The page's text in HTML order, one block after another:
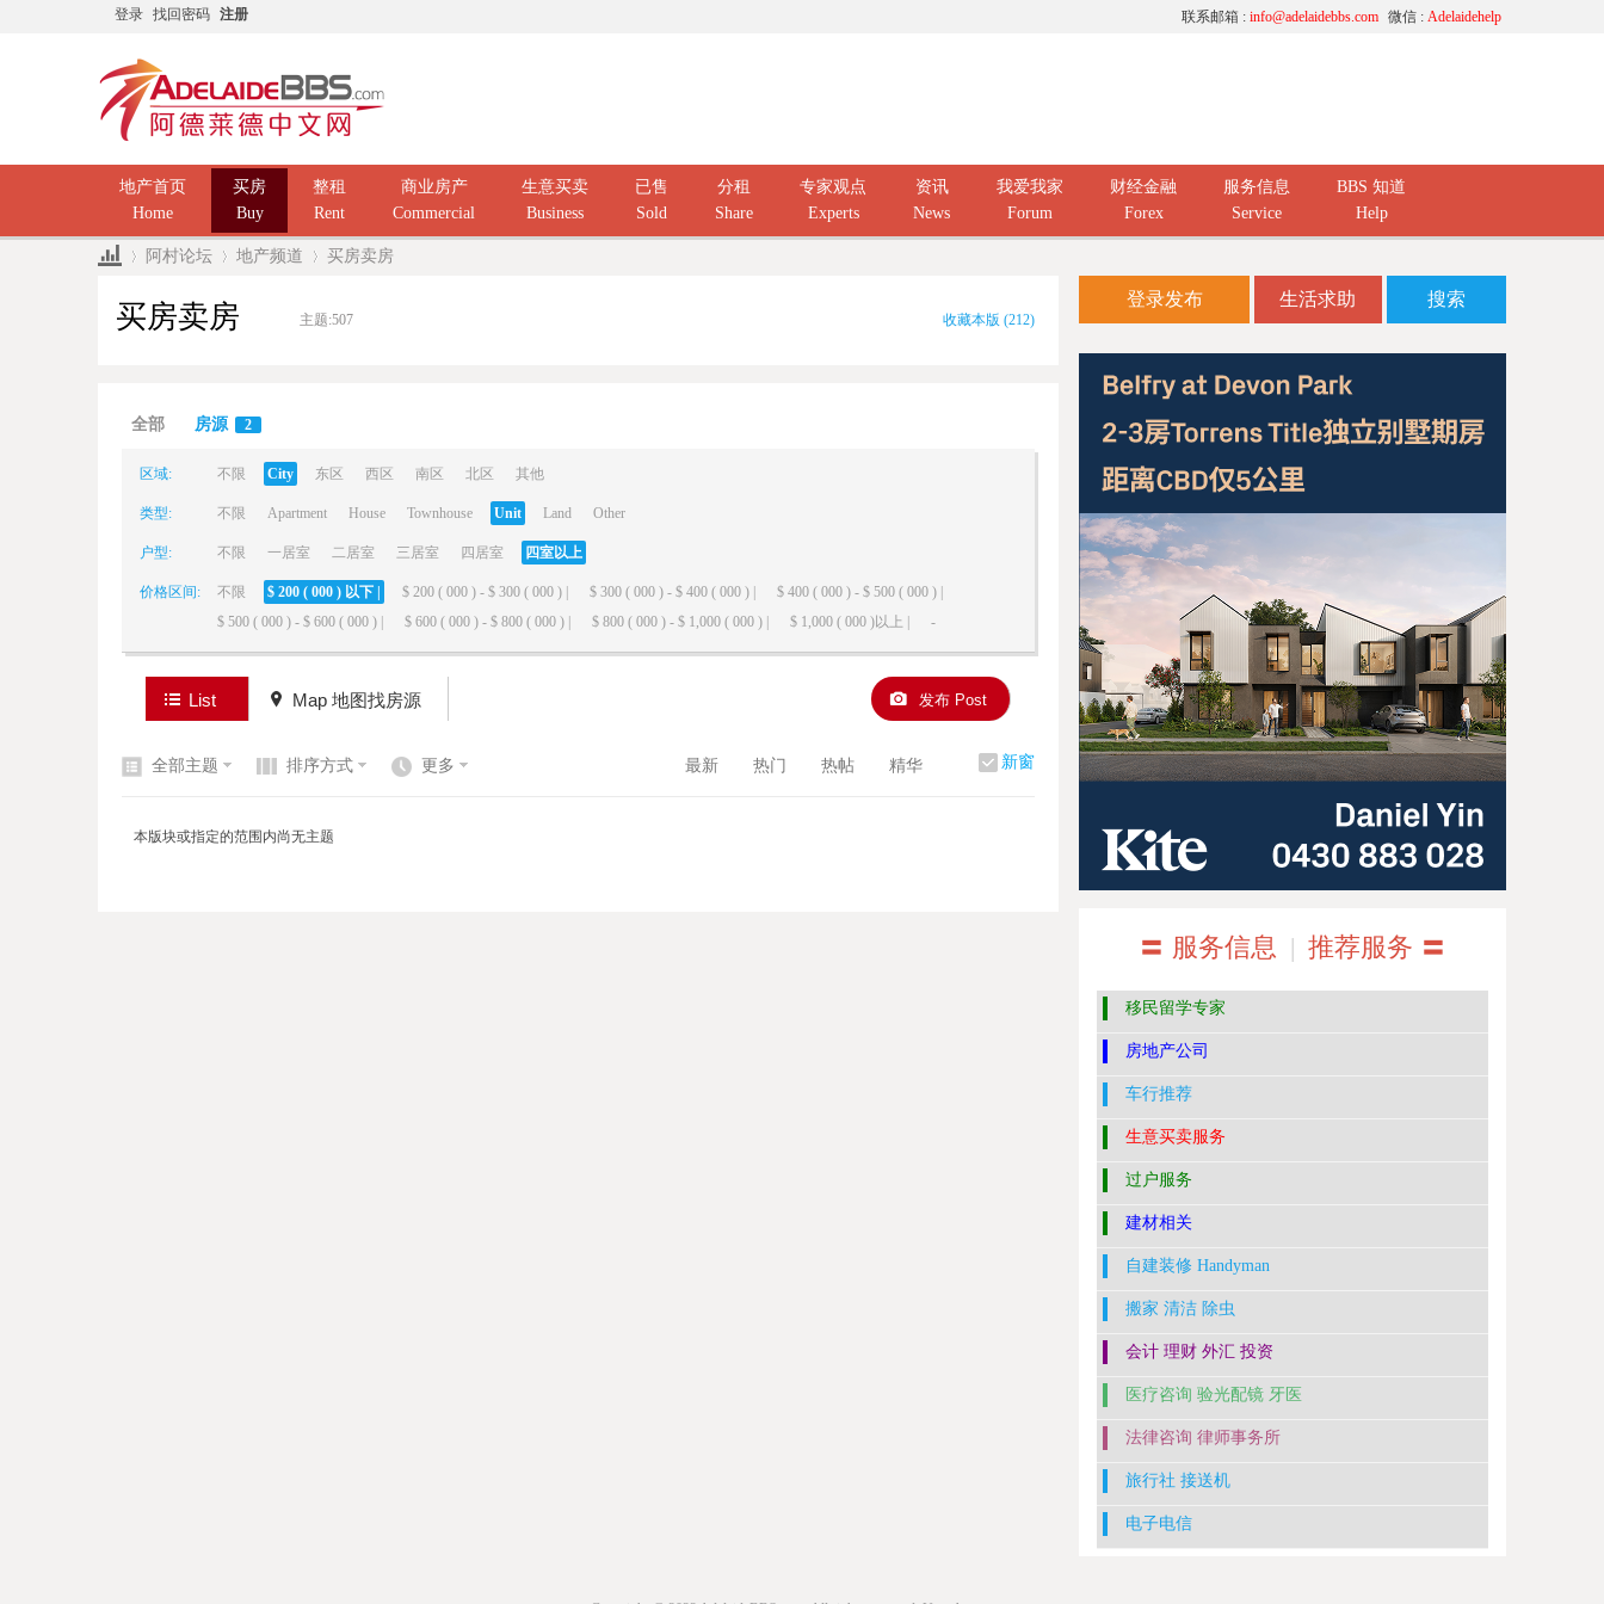
登录 找回密码 注册 微信 : Adelaidehelp
联系邮箱 : info@adelaidebbs.com
地产首页
Home
买房
Buy
整租
Rent
商业房产
Commercial
生意买卖
Business
已售
Sold
分租
Share
专家观点
Experts
资讯
News
我爱我家
Forum
财经金融
Forex
服务信息
Service
BBS 知道
Help
阿村论坛 地产频道 买房卖房
买房卖房 主题:507 收藏本版 (212)
全部 房源 2
区域: 不限 City 东区 西区 南区 北区 其他
类型: 不限 Apartment House Townhouse Unit Land Other
户型: 不限 一居室 二居室 三居室 四居室 四室以上
价格区间: 不限 $ 200 ( 000 ) 以下 | $ 200 ( 000 ) - $ 300 ( 000 ) | $ 300 ( 000 ) - $ 400 ( 000 ) |
$ 400 ( 000 ) - $ 500 ( 000 ) |
$ 500 ( 000 ) - $ 600 ( 000 ) |
$ 600 ( 000 ) - $ 800 ( 000 ) | $ 800 ( 000 ) - $ 1,000 ( 000 ) | $ 1,000 ( 000 )以上 | -
List Map 地图找房源 发布 Post
新窗
全部主题 排序方式 更多 最新 热门 热帖 精华
本版块或指定的范围内尚无主题
登录发布 生活求助 搜索
〓 服务信息 | 推荐服务 〓
移民留学专家
房地产公司
车行推荐
生意买卖服务
过户服务
建材相关
自建装修 Handyman
搬家 清洁 除虫
会计 理财 外汇 投资
医疗咨询 验光配镜 牙医
法律咨询 律师事务所
旅行社 接送机
电子电信